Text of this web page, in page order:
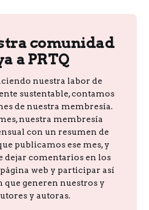
comunidad
a PRTQ
nuestra labor de
sustentable, contamos
de nuestra membresía.
nuestra membresía
con un resumen de
publicamos ese mes, y
dejar comentarios en los
web y participar así
que generen nuestros y
y autoras.